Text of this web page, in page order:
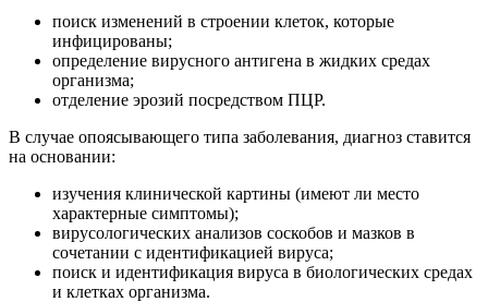
поиск изменений в строении клеток, которые
инфицированы;
определение вирусного антигена в жидких средах
организма;
отделение эрозий посредством ПЦР.
В случае опоясывающего типа заболевания, диагноз ставится
на основании:
изучения клинической картины (имеют ли место
характерные симптомы);
вирусологических анализов соскобов и мазков в
сочетании с идентификацией вируса;
поиск и идентификация вируса в биологических средах
и клетках организма.